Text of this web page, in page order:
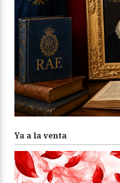
Ya a la venta